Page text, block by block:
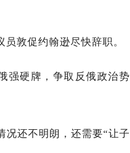
敦促约翰逊尽快辞职。
强硬牌，争取反俄政治势
况还不明朗，还需要“让子